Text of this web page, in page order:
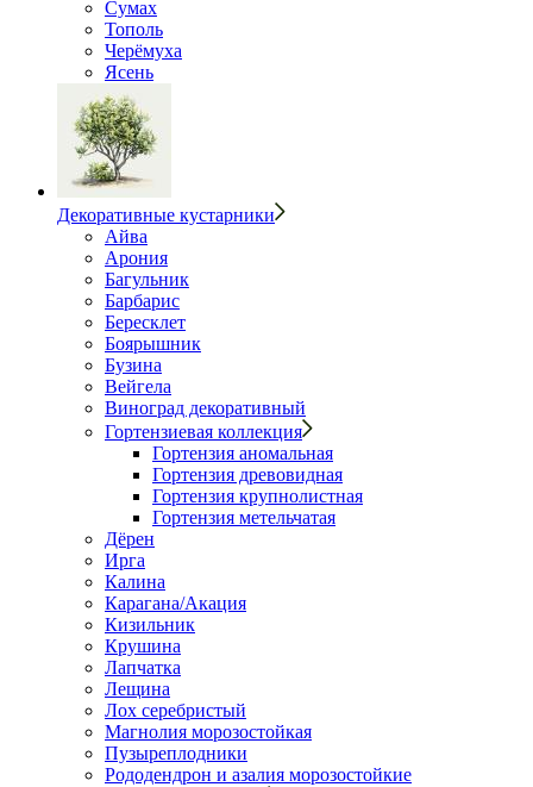
Сумах
Тополь
Черёмуха
Ясень
Декоративные кустарники
Айва
Арония
Багульник
Барбарис
Бересклет
Боярышник
Бузина
Вейгела
Виноград декоративный
Гортензиевая коллекция
Гортензия аномальная
Гортензия древовидная
Гортензия крупнолистная
Гортензия метельчатая
Дёрен
Ирга
Калина
Карагана/Акация
Кизильник
Крушина
Лапчатка
Лещина
Лох серебристый
Магнолия морозостойкая
Пузыреплодники
Рододендрон и азалия морозостойкие